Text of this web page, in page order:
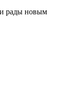
и рады новым